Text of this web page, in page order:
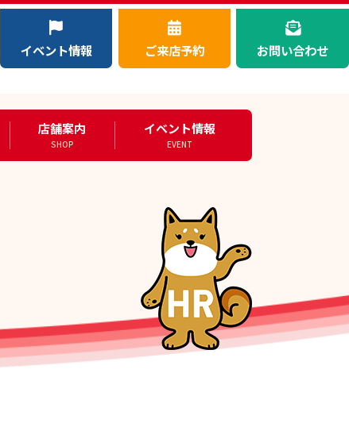
イベント情報 ご来店予約 お問い合わせ
店舗案内
SHOP
イベント情報
EVENT